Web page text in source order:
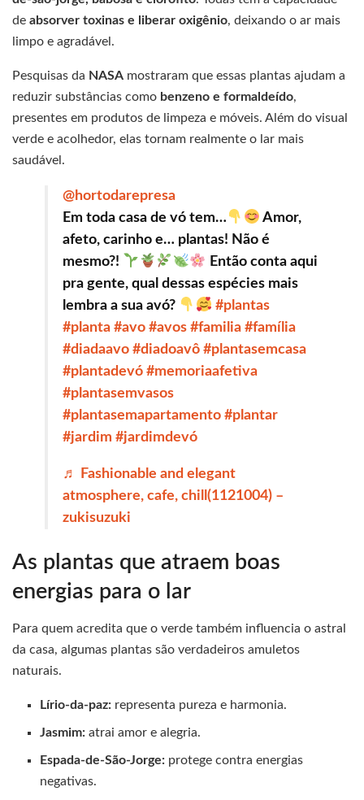
de absorver toxinas e liberar oxigênio, deixando o ar mais
limpo e agradável.
Pesquisas da NASA mostraram que essas plantas ajudam a
reduzir substâncias como benzeno e formaldeído,
presentes em produtos de limpeza e móveis. Além do visual
verde e acolhedor, elas tornam realmente o lar mais
saudável.
@hortodarepresa
Em toda casa de vó tem…
Amor,
afeto, carinho e… plantas! Não é
mesmo?!
Então conta aqui
pra gente, qual dessas espécies mais
lembra a sua avó?
#plantas
#planta #avo #avos #familia #família
#diadaavo #diadoavô #plantasemcasa
#plantadevó #memoriaafetiva
#plantasemvasos
#plantasemapartamento #plantar
#jardim #jardimdevó
♬ Fashionable and elegant
atmosphere, cafe, chill(1121004) –
zukisuzuki
As plantas que atraem boas
energias para o lar
Para quem acredita que o verde também influencia o astral
da casa, algumas plantas são verdadeiros amuletos
naturais.
Lírio-da-paz: representa pureza e harmonia.
Jasmim: atrai amor e alegria.
Espada-de-São-Jorge: protege contra energias
negativas.